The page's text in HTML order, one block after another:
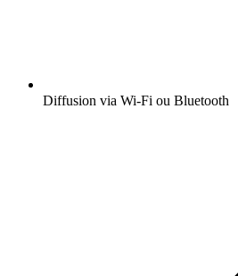
Diffusion via Wi-Fi ou Bluetooth